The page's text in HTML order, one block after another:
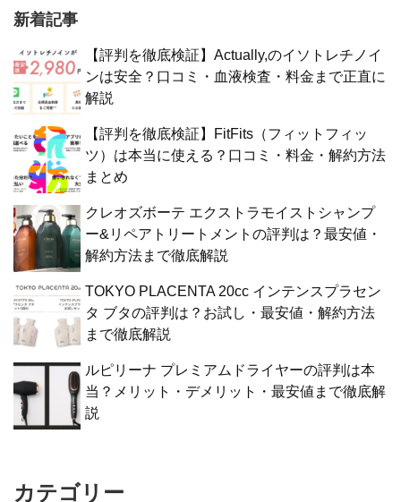
新着記事
【評判を徹底検証】Actually,のイソトレチノイ
ンは安全？口コミ・血液検査・料金まで正直に
解説
【評判を徹底検証】FitFits（フィットフィッ
ツ）は本当に使える？口コミ・料金・解約方法
まとめ
クレオズボーテ エクストラモイストシャンプ
ー&リペアトリートメントの評判は？最安値・
解約方法まで徹底解説
TOKYO PLACENTA 20cc インテンスプラセン
タ ブタの評判は？お試し・最安値・解約方法
まで徹底解説
ルピリーナ プレミアムドライヤーの評判は本
当？メリット・デメリット・最安値まで徹底解
説
カテゴリー